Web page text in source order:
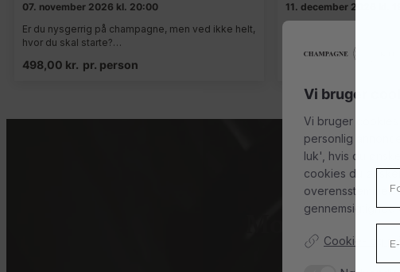
07. november 2026 kl. 20:00
Er du nysgerrig på champagne, men ved ikke helt,
hvor du skal starte?…
498,00 kr. pr. person
11. december 2026 kl.
Modtag
Vi bruger
Vi bruger
personlig
luk', hvis du
cookies du
Cookie- og